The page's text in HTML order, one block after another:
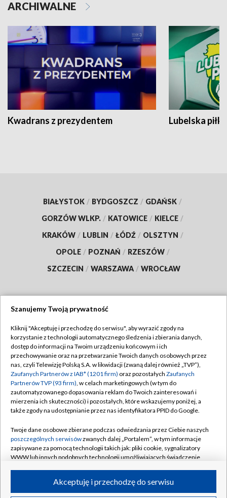
ARCHIWALNE
Kwadrans z prezydentem Lubelska piłka
BIAŁYSTOK / BYDGOSZCZ / GDAŃSK /
GORZÓW WLKP. / KATOWICE / KIELCE /
KRAKÓW / LUBLIN / ŁÓDŹ / OLSZTYN /
OPOLE / POZNAŃ / RZESZÓW /
SZCZECIN / WARSZAWA / WROCŁAW
TVP
Abonament TVP
Emisja w TVP
Centrum informacji TVP
Naziemna Telewizja Cyfrowa
Rada Programowa
System NOS
Informacje o nadawcy
Program dla prasy
Regulamin TVP
Polityka prywatności
Moje zgody
Pomoc
Kontakt
Kanały
Szanujemy Twoją prywatność
Kliknij "Akceptuję i przechodzę do serwisu", aby wyrazić zgody na
korzystanie z technologii automatycznego śledzenia i zbierania danych,
dostęp do informacji na Twoim urządzeniu końcowym i ich
przechowywanie oraz na przetwarzanie Twoich danych osobowych przez
nas, czyli Telewizję Polską S.A. w likwidacji (zwaną dalej również „TVP”),
Zaufanych Partnerów z IAB* (1201 firm) oraz pozostałych Zaufanych
Partnerów TVP (93 firm), w celach marketingowych (w tym do
zautomatyzowanego dopasowania reklam do Twoich zainteresowań i
mierzenia ich skuteczności) i pozostałych, które wskazujemy poniżej, a
także zgody na udostępnianie przez nas identyfikatora PPID do Google.
Twoje dane osobowe zbierane podczas odwiedzania przez Ciebie naszych
poszczególnych serwisówzwanych dalej „Portalem”, w tym informacje
zapisywane za pomocą technologii takich jak: pliki cookie, sygnalizatory
WWW lub innych podobnych technologii umożliwiających świadczenie
ruchu w Internecie.Akceptuję i przechodzę do serwisu